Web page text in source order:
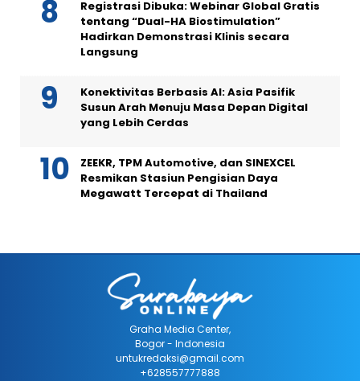
Registrasi Dibuka: Webinar Global Gratis
tentang “Dual-HA Biostimulation”
Hadirkan Demonstrasi Klinis secara
Langsung
Konektivitas Berbasis AI: Asia Pasifik
Susun Arah Menuju Masa Depan Digital
yang Lebih Cerdas
ZEEKR, TPM Automotive, dan SINEXCEL
Resmikan Stasiun Pengisian Daya
Megawatt Tercepat di Thailand
Graha Media Center,
Bogor - Indonesia
untukredaksi@gmail.com
+628557777888